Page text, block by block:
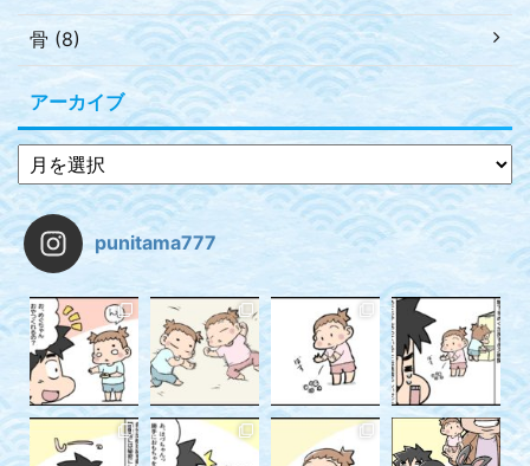
骨 (8)
アーカイブ
punitama777